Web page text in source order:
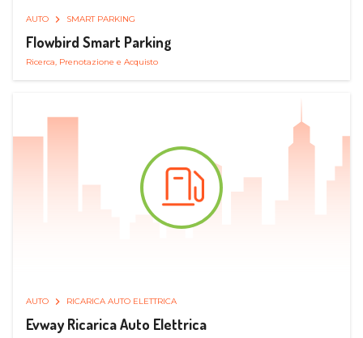
AUTO SMART PARKING
Flowbird Smart Parking
Ricerca, Prenotazione e Acquisto
AUTO RICARICA AUTO ELETTRICA
Evway Ricarica Auto Elettrica